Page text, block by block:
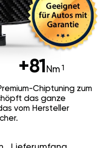
+81 Nm
Chiptuning zum
das ganze
vom Hersteller